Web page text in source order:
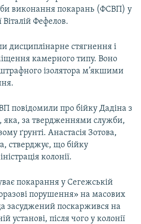
КРИМУ
виконання покарань (ФСВП) у
Віталій Фефелов.
дисциплінарне стягнення і
камерного типу. Воно
штрафного ізолятора м’якшими
повідомили про бійку Дадіна з
яка, за твердженнями служби,
ґрунті. Анастасія Зотова,
стверджує, що бійку
колонії.
покарання у Сегежській
порушення» на масових
засуджений поскаржився на
установі, після чого у колонії